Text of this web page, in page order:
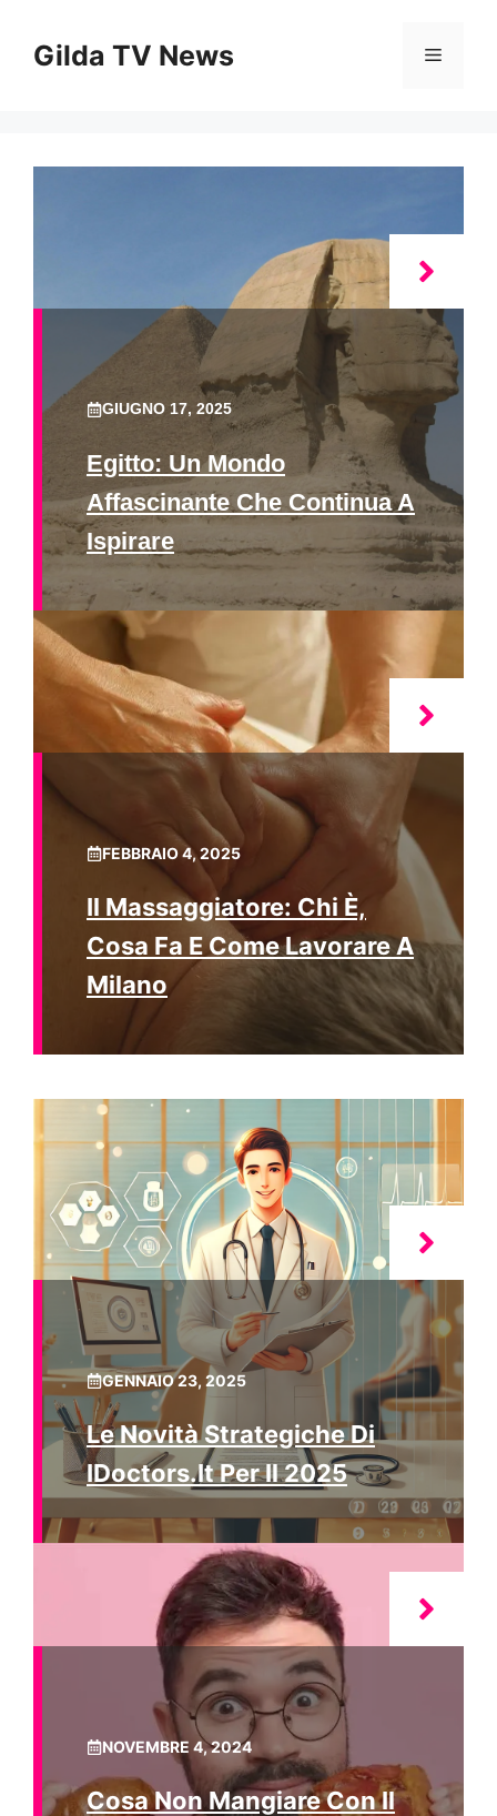
contenuto
Gilda TV News Menu
GIUGNO 17, 2025
Egitto: Un Mondo
Affascinante Che Continua A
Ispirare
FEBBRAIO 4, 2025
Il Massaggiatore: Chi È,
Cosa Fa E Come Lavorare A
Milano
GENNAIO 23, 2025
Le Novità Strategiche Di
IDoctors.it Per Il 2025
NOVEMBRE 4, 2024
Cosa Non Mangiare Con Il